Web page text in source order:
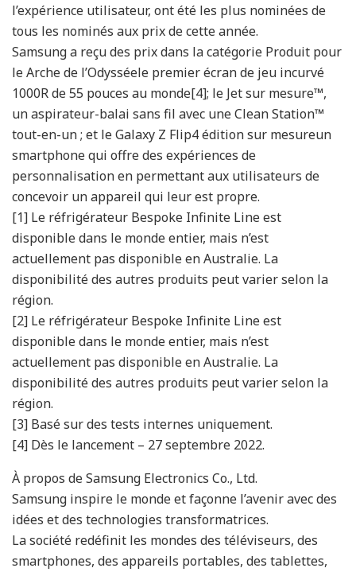
l’expérience utilisateur, ont été les plus nominées de
tous les nominés aux prix de cette année.
Samsung a reçu des prix dans la catégorie Produit pour
le Arche de l’Odysséele premier écran de jeu incurvé
1000R de 55 pouces au monde[4]; le Jet sur mesure™,
un aspirateur-balai sans fil avec une Clean Station™
tout-en-un ; et le Galaxy Z Flip4 édition sur mesureun
smartphone qui offre des expériences de
personnalisation en permettant aux utilisateurs de
concevoir un appareil qui leur est propre.
[1] Le réfrigérateur Bespoke Infinite Line est
disponible dans le monde entier, mais n’est
actuellement pas disponible en Australie. La
disponibilité des autres produits peut varier selon la
région.
[2] Le réfrigérateur Bespoke Infinite Line est
disponible dans le monde entier, mais n’est
actuellement pas disponible en Australie. La
disponibilité des autres produits peut varier selon la
région.
[3] Basé sur des tests internes uniquement.
[4] Dès le lancement – ​​27 septembre 2022.
À propos de Samsung Electronics Co., Ltd.
Samsung inspire le monde et façonne l’avenir avec des
idées et des technologies transformatrices.
La société redéfinit les mondes des téléviseurs, des
smartphones, des appareils portables, des tablettes,